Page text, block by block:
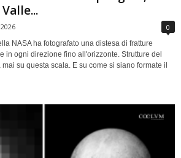
0
NASA ha fotografato una distesa di fratture
in ogni direzione fino all'orizzonte. Strutture del
su questa scala. E su come si siano formate il